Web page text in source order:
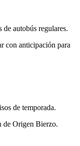
autobús regulares.
con anticipación para
de temporada.
de Origen Bierzo.